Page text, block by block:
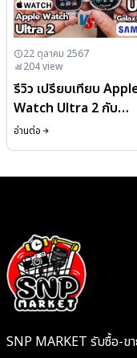
22 ตุลาคม 2567
204view
รีวิว เปรียบเทียบ
Watch Ultra 2 กับ
Samsung Galaxy
Ultra มาดูกันสิ่งที่หลา
อ่านต่อ
SNP MARKET รับซื้อ-